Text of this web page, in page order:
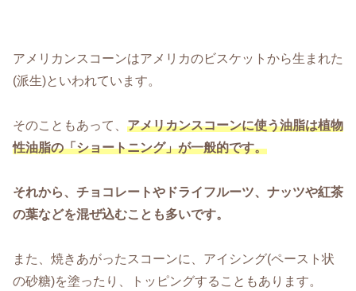
アメリカンスコーンはアメリカのビスケットから生まれた
(派生)といわれています。
そのこともあって、 アメリカンスコーンに使う油脂は植物
性油脂の「ショートニング」が一般的です。
それから、チョコレートやドライフルーツ、ナッツや紅茶
の葉などを混ぜ込むことも多いです。
また、焼きあがったスコーンに、アイシング(ペースト状
の砂糖)を塗ったり、トッピングすることもあります。